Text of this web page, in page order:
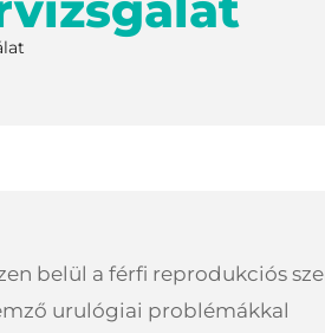
belül a férfi reprodukciós
urulógiai problémákkal